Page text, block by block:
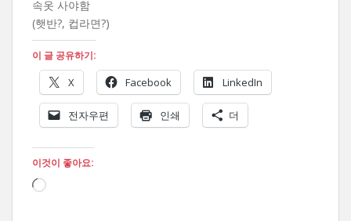
속옷 사야함
(햇반?, 컵라면?)
이 글 공유하기:
X Facebook LinkedIn
전자우편 인쇄 더
이것이 좋아요:
로